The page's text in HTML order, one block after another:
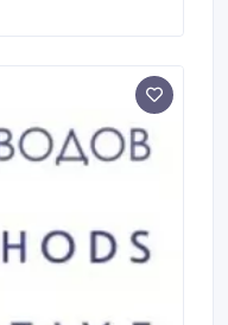
подтверждена